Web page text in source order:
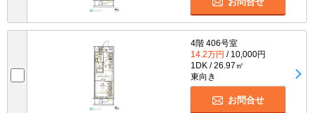
4階 406号室
14.2万円 / 10,000円
1DK / 26.97㎡
東向き
お問合せ